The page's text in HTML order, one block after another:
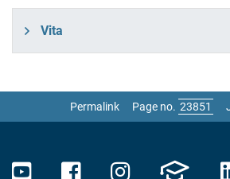
Vita
Permalink Page no.